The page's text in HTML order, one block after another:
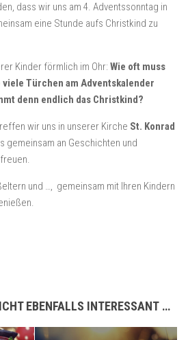
dass wir uns am 4. Adventssonntag in
eine Stunde aufs Christkind zu
Kinder förmlich im Ohr: Wie oft muss
viele Türchen am Adventskalender
denn endlich das Christkind?
wir uns in unserer Kirche St. Konrad
gemeinsam an Geschichten und
und …, gemeinsam mit Ihren Kindern
EBENFALLS INTERESSANT …